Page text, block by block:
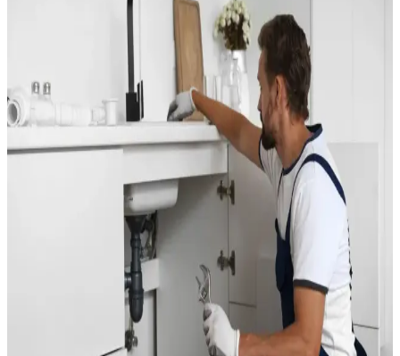
destiné à la location, la rénovation de salle de bains est un
projet courant à Balaruc-les-Bains. Les logements les plus
anciens du centre-ville comme les résidences construites dans
les années 80 pour accueillir les curistes ont souvent besoin
d'une remise à neuf.
Notre prestation de rénovation de salle de bains à Balaruc
comprend :
Dépose de l'ancienne installation : baignoire, lavabo, WC,
carrelage si nécessaire
Remplacement ou modification des arrivées d'eau et des
Installation de la nouvelle robinetterie, du receveur de
douche, du meuble vasque et du WC
Pose d'un sèche-serviettes électrique ou raccordé au
chauffage central
Raccordement d'un adoucisseur d'eau pour protéger les
nouveaux équipements du calcaire